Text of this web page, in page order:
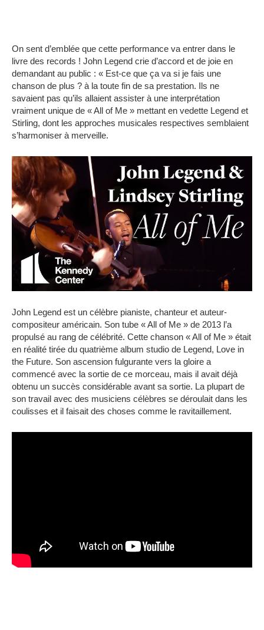
On sent d’emblée que cette performance va entrer dans le
livre des records ! John Legend crie d’accord et de joie en
demandant au public : « Est-ce que ça va si je fais une
chanson de plus ? à la toute fin de sa prestation. Ils ne
savaient pas qu’ils allaient assister à une interprétation
vraiment unique de « All of Me » mettant en vedette Legend et
Stirling, dont les approches musicales respectives semblaient
s’harmoniser à merveille.
John Legend est un célèbre pianiste, chanteur et auteur-
compositeur américain. Son tube « All of Me » de 2013 l’a
propulsé au rang de célébrité. Cette chanson « All of Me » était
en réalité tirée du quatrième album studio de Legend, Love in
the Future. Son ascension fulgurante vers la gloire a
commencé avec la sortie de ce morceau, mais il avait déjà
obtenu un succès considérable avant sa sortie. La plupart de
son travail avec des musiciens célèbres se déroulait dans les
coulisses et il faisait des choses comme le ravitaillement.